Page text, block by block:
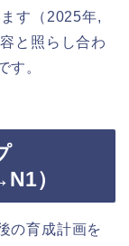
す（2025年,
と照らし合わ
す。
）
の育成計画を